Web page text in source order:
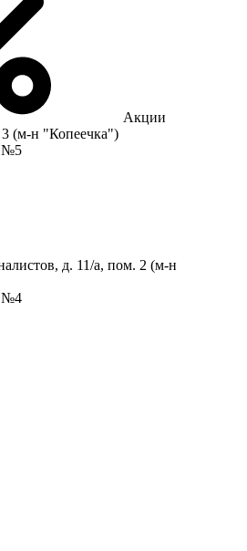
Акции
(м-н "Копеечка")
№5
д. 11/а, пом. 2 (м-н
№4